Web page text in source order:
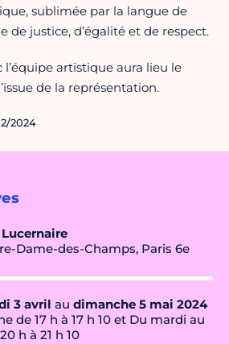
Dame-des-Champs, Paris 6e
3 avril au dimanche 5 mai 2024
de 17 h à 17 h 10 et Du mardi au
h à 21 h 10
sublimée par la langue de
de justice, d’égalité et de respect.
l’équipe artistique aura lieu le
de la représentation.
2024